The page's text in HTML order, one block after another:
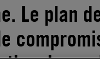
Le plan
de